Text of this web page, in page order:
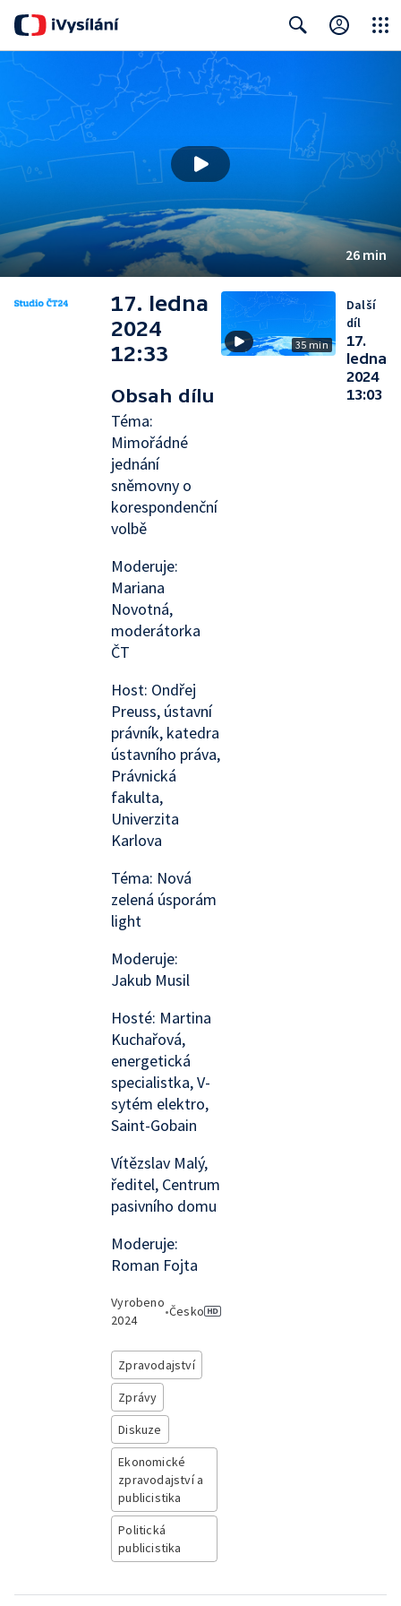
26 min
17. ledna
2024
12:33
Obsah dílu
Téma:
Mimořádné
jednání
sněmovny o
korespondenční
volbě
Moderuje:
Mariana
Novotná,
moderátorka
ČT
Host: Ondřej
Preuss, ústavní
právník, katedra
ústavního práva,
Právnická
fakulta,
Univerzita
Karlova
Téma: Nová
zelená úsporám
light
Moderuje:
Jakub Musil
Hosté: Martina
Kuchařová,
energetická
specialistka, V-
sytém elektro,
Saint-Gobain
Vítězslav Malý,
ředitel, Centrum
pasivního domu
Moderuje:
Roman Fojta
Vyrobeno
2024
•Česko
Zpravodajství
Zprávy
Diskuze
Ekonomické
zpravodajství a
publicistika
Politická
publicistika
35 min
Další
díl
17.
ledna
2024
13:03